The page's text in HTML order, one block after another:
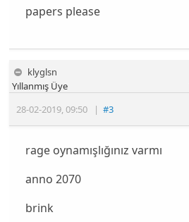
papers please
klyglsn
28-02-2019,09:50 |#3
Yıllanmış Üye
rage oynamışlığınız varmı
anno 2070
brink